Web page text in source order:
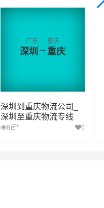
广东
深圳→
重庆
重庆
深圳到重庆物流公司_
深圳至重庆物流专线
8百 + 0